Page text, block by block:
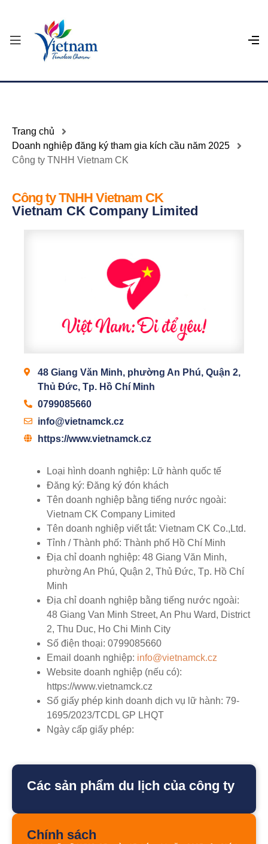
Trang chủ
Doanh nghiệp đăng ký tham gia kích cầu năm 2025
Công ty TNHH Vietnam CK
Công ty TNHH Vietnam CK
Vietnam CK Company Limited
48 Giang Văn Minh, phường An Phú, Quận 2,
Thủ Đức, Tp. Hồ Chí Minh
0799085660
info@vietnamck.cz
https://www.vietnamck.cz
Loại hình doanh nghiệp: Lữ hành quốc tế
Đăng ký: Đăng ký đón khách
Tên doanh nghiệp bằng tiếng nước ngoài:
Vietnam CK Company Limited
Tên doanh nghiệp viết tắt: Vietnam CK Co.,Ltd.
Tỉnh / Thành phố: Thành phố Hồ Chí Minh
Địa chỉ doanh nghiệp: 48 Giang Văn Minh,
phường An Phú, Quận 2, Thủ Đức, Tp. Hồ Chí
Minh
Địa chỉ doanh nghiệp bằng tiếng nước ngoài:
48 Giang Van Minh Street, An Phu Ward, District
2, Thu Duc, Ho Chi Minh City
Số điện thoại: 0799085660
Email doanh nghiệp: info@vietnamck.cz
Website doanh nghiệp (nếu có):
https://www.vietnamck.cz
Số giấy phép kinh doanh dịch vụ lữ hành: 79-
1695/2023/TCDL GP LHQT
Ngày cấp giấy phép:
Các sản phẩm du lịch của công ty
Chính sách